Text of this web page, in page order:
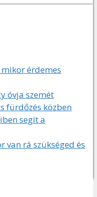
érdemes
óvja szemét
fürdőzés közben
segít a
van rá szükséged és